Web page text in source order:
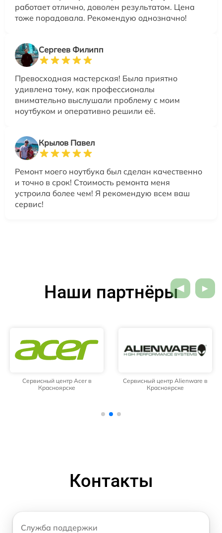
работает отлично, доволен результатом. Цена
тоже порадовала. Рекомендую однозначно!
Сергеев Филипп
Превосходная мастерская! Была приятно
удивлена тому, как профессионалы
внимательно выслушали проблему с моим
ноутбуком и оперативно решили её.
Крылов Павел
Ремонт моего ноутбука был сделан качественно
и точно в срок! Стоимость ремонта меня
устроила более чем! Я рекомендую всем ваш
сервис!
Наши партнёры
Сервисный центр Acer в
Красноярске
Сервисный центр Alienware в
Красноярске
Контакты
Служба поддержки